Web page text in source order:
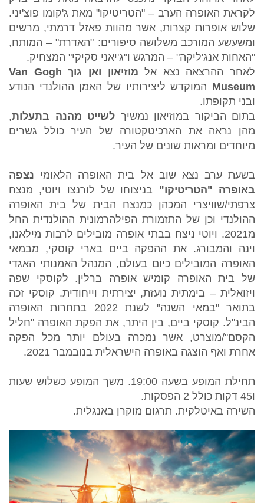
לקראת האופרה הערב – "הטריטיקו" מאת ג'קומו פוצ'יני.
שלוש אופרות קצרות, אשר מהוות פאזל דרמתי, מרשים
ומשעשע המורכב משלושה סיפורים: "האדרת" – המותח,
"האחות אנג'ליקה" – המרגש ו"ג'יאני סקיקי" המצחיק.
לאחר ההרצאה נצא אל מוזיאון ואן גוך Van Gogh
Museum המוקדש ליצירותיו של האמן ההולנדי הנודע
ובני תקופתו.
בתום הביקור במוזיאון נמשיך לשייט מהנה בתעלות,
מהן נראה את הארכיטקטורה של העיר כולל גשרים
מיוחדים ומראות שונים של העיר.
בשעת ערב נצא שוב אל בית האופרה הלאומי נצפה
באופרה "הטריטיקו" בניצוחו של לורנצו ויוטי, מנצח
צרפתי/שוויצרי המכהן כמנצח הבית של בית האופרה
ההולנדי וכן של התזמורת הפילהרמונית ההולנדית החל
מ2021. ויוטי ניצח בבתי אופרה מובילים לרבות מילאנו,
וינה והמבורג. את ההפקה ביים בארי קוסקי, מבמאי
האופרה המובילים כיום בעולם, המנהל האמנותי האגדי
של בית האופרה קומיש אופרה ברלין. לקוסקי שפה
ויזואלית – בימתית נועזת, יצירתית וייחודית. קוסקי זכה
בתואר "במאי השנה" לשנת 2022 בתחרות האופרה
הבינ"ל. קוסקי ביים, בין היתר, את הפקת האופרה "חליל
הקסם"/מוצרט, אשר נמכרה בעולם יותר מכל הפקה
אחרת ואף הוצגה באופרה הישראלית בנובמבר 2021.
תחילת המופע בשעה 19:00. משך המופע כשלוש שעות
ו45 דקות כולל 2 הפסקות.
השירה באיטלקית. תרגום מוקרן באנגלית.